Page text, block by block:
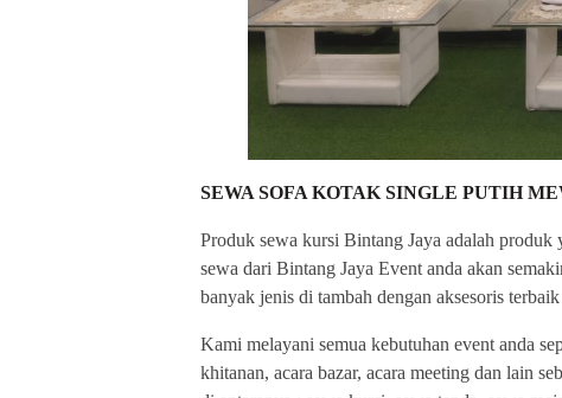
SEWA SOFA KOTAK SINGLE PUTIH
Produk sewa kursi Bintang Jaya adalah
sewa dari Bintang Jaya Event anda akan
banyak jenis di tambah dengan aksesoris
Kami melayani semua kebutuhan event anda
khitanan, acara bazar, acara meeting dan lain